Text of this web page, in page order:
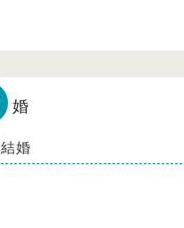
婚
結婚